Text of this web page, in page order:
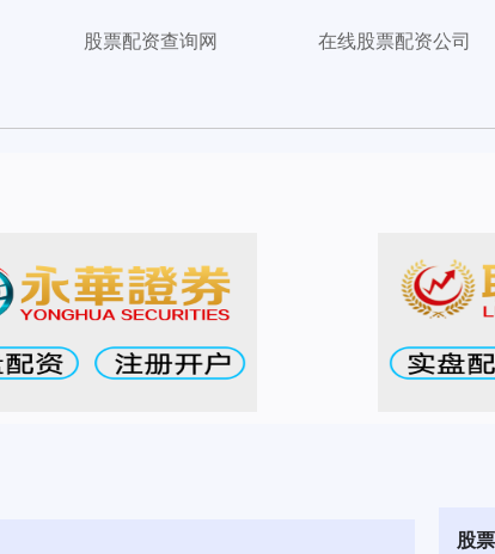
股票配资查询网 在线股票配资公司
股